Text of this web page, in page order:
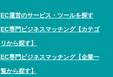
EC運営のサービス・ツールを探す
EC専門ビジネスマッチング【カテゴ
リから探す】
EC専門ビジネスマッチング【企業一
覧から探す】